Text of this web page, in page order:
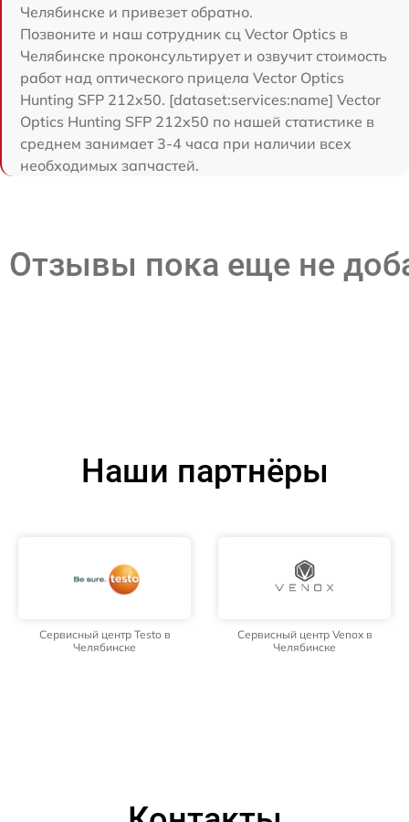
Челябинске и привезет обратно.
Позвоните и наш сотрудник сц Vector Optics в
Челябинске проконсультирует и озвучит стоимость
работ над оптического прицела Vector Optics
Hunting SFP 212x50. [dataset:services:name] Vector
Optics Hunting SFP 212x50 по нашей статистике в
среднем занимает 3-4 часа при наличии всех
необходимых запчастей.
Отзывы пока еще не
Наши партнёры
Сервисный центр Testo в
Челябинске
Сервисный центр Venox в
Челябинске